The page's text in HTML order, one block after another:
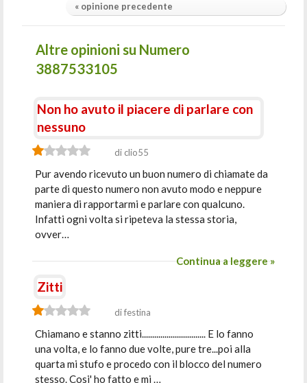
« opinione precedente
Altre opinioni su Numero
3887533105
Non ho avuto il piacere di parlare con
nessuno
di clio55
Pur avendo ricevuto un buon numero di chiamate da
parte di questo numero non avuto modo e neppure
maniera di rapportarmi e parlare con qualcuno.
Infatti ogni volta si ripeteva la stessa storia,
ovver…
Continua a leggere »
Zitti
di festina
Chiamano e stanno zitti............................... E lo fanno
una volta, e lo fanno due volte, pure tre...poi alla
quarta mi stufo e procedo con il blocco del numero
stesso. Cosi' ho fatto e mi …